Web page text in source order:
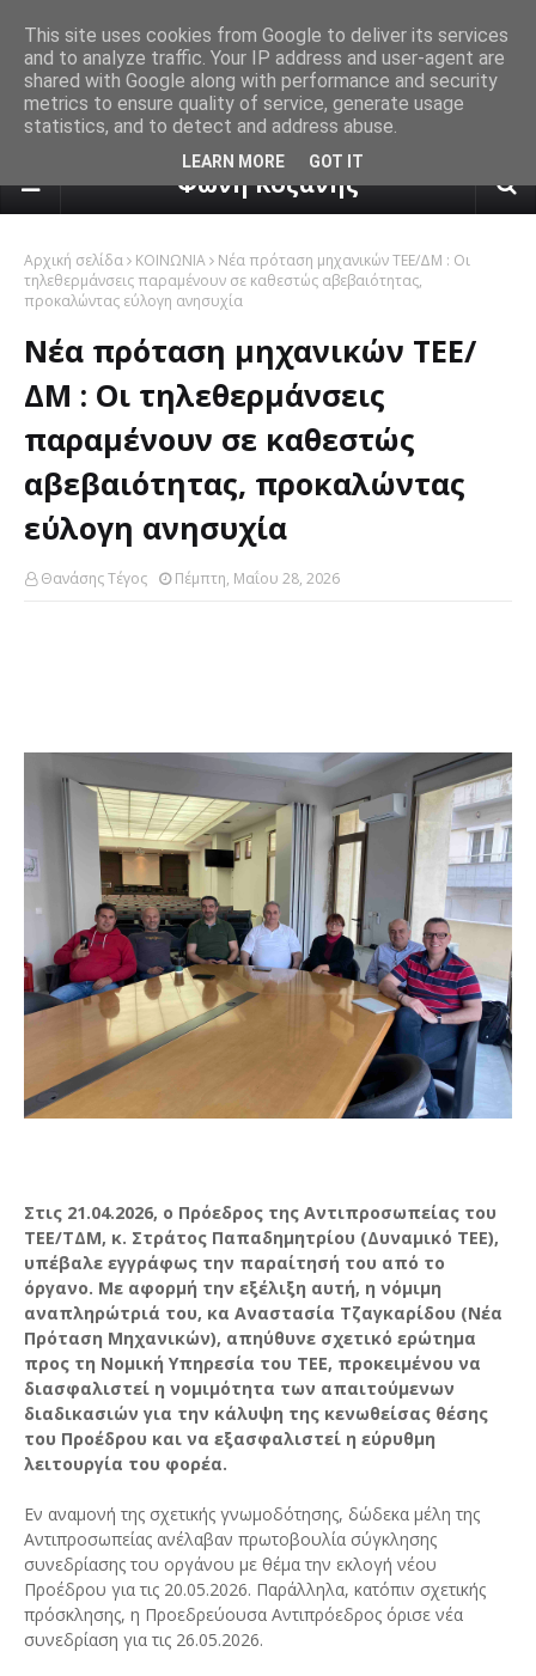
πρόγνωση καιρού από το
Φωνή Κοζάνης
Αρχική σελίδα ΚΟΙΝΩΝΙΑ
Νέα πρόταση μηχανικών ΤΕΕ/ΔΜ : Οι
τηλεθερμάνσεις παραμένουν σε καθεστώς αβεβαιότητας,
προκαλώντας εύλογη ανησυχία
Νέα πρόταση μηχανικών ΤΕΕ/
ΔΜ : Οι τηλεθερμάνσεις
παραμένουν σε καθεστώς
αβεβαιότητας, προκαλώντας
εύλογη ανησυχία
Θανάσης Τέγος Πέμπτη, Μαΐου 28, 2026
Στις 21.04.2026, ο Πρόεδρος της Αντιπροσωπείας του
ΤΕΕ/ΤΔΜ, κ. Στράτος Παπαδημητρίου (Δυναμικό ΤΕΕ),
υπέβαλε εγγράφως την παραίτησή του από το
όργανο. Με αφορμή την εξέλιξη αυτή, η νόμιμη
αναπληρώτριά του, κα Αναστασία Τζαγκαρίδου (Νέα
Πρόταση Μηχανικών), απηύθυνε σχετικό ερώτημα
προς τη Νομική Υπηρεσία του ΤΕΕ, προκειμένου να
διασφαλιστεί η νομιμότητα των απαιτούμενων
διαδικασιών για την κάλυψη της κενωθείσας θέσης
του Προέδρου και να εξασφαλιστεί η εύρυθμη
λειτουργία του φορέα.
Εν αναμονή της σχετικής γνωμοδότησης, δώδεκα μέλη της
Αντιπροσωπείας ανέλαβαν πρωτοβουλία σύγκλησης
συνεδρίασης του οργάνου με θέμα την εκλογή νέου
Προέδρου για τις 20.05.2026. Παράλληλα, κατόπιν σχετικής
πρόσκλησης, η Προεδρεύουσα Αντιπρόεδρος όρισε νέα
συνεδρίαση για τις 26.05.2026.
This site uses cookies from Google to deliver its services
and to analyze traffic. Your IP address and user-agent are
shared with Google along with performance and security
metrics to ensure quality of service, generate usage
statistics, and to detect and address abuse.
LEARN MORE GOT IT